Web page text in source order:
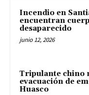
Incendio en
encuentran
desaparecido
junio 12, 2026
Tripulante chino
evacuación de
Huasco